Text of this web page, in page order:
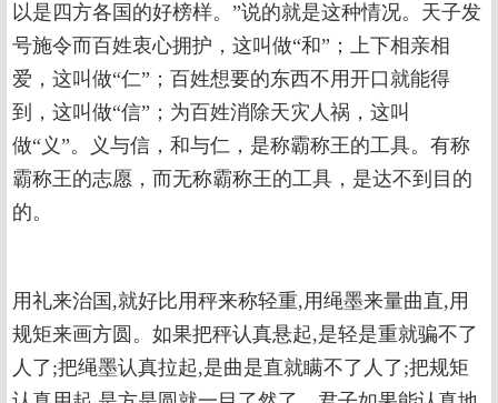
以是四方各国的好榜样。”说的就是这种情况。天子发
号施令而百姓衷心拥护，这叫做“和”；上下相亲相
爱，这叫做“仁”；百姓想要的东西不用开口就能得
到，这叫做“信”；为百姓消除天灾人祸，这叫
做“义”。义与信，和与仁，是称霸称王的工具。有称
霸称王的志愿，而无称霸称王的工具，是达不到目的
的。
用礼来治国,就好比用秤来称轻重,用绳墨来量曲直,用
规矩来画方圆。如果把秤认真悬起,是轻是重就骗不了
人了;把绳墨认真拉起,是曲是直就瞒不了人了;把规矩